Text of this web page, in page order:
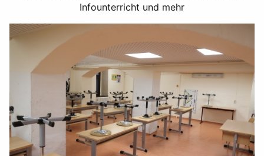
Infounterricht und mehr